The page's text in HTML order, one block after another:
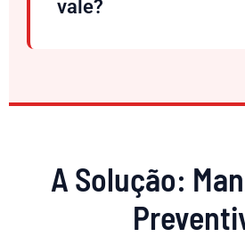
vale?
A Solução: